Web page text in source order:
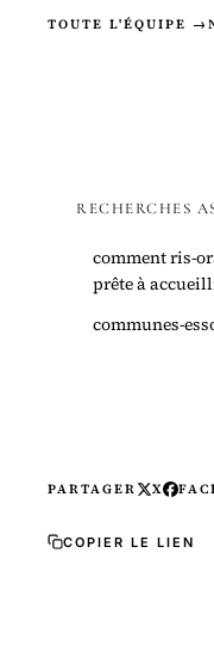
TOUTE L'ÉQUIPE →
RECHERCHES
comment ris-
prête à
communes-
PARTAGER X
COPIER LE LIEN